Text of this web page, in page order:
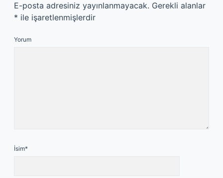
E-posta adresiniz yayınlanmayacak. Gerekli alanlar
* ile işaretlenmişlerdir
Yorum
İsim*